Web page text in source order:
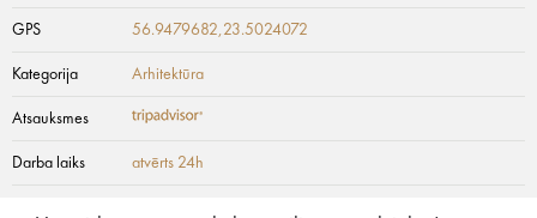
GPS 56.9479682,23.5024072
Kategorija Arhitektūra
Atsauksmes
Darba laiks atvērts 24h